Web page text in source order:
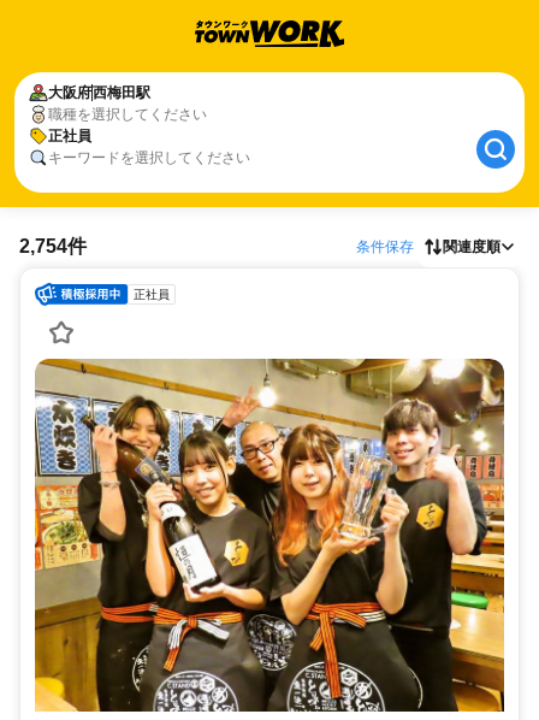
大阪府西梅田駅
職種を選択してください
正社員
キーワードを選択してください
2,754件 条件保存 関連度順
正社員